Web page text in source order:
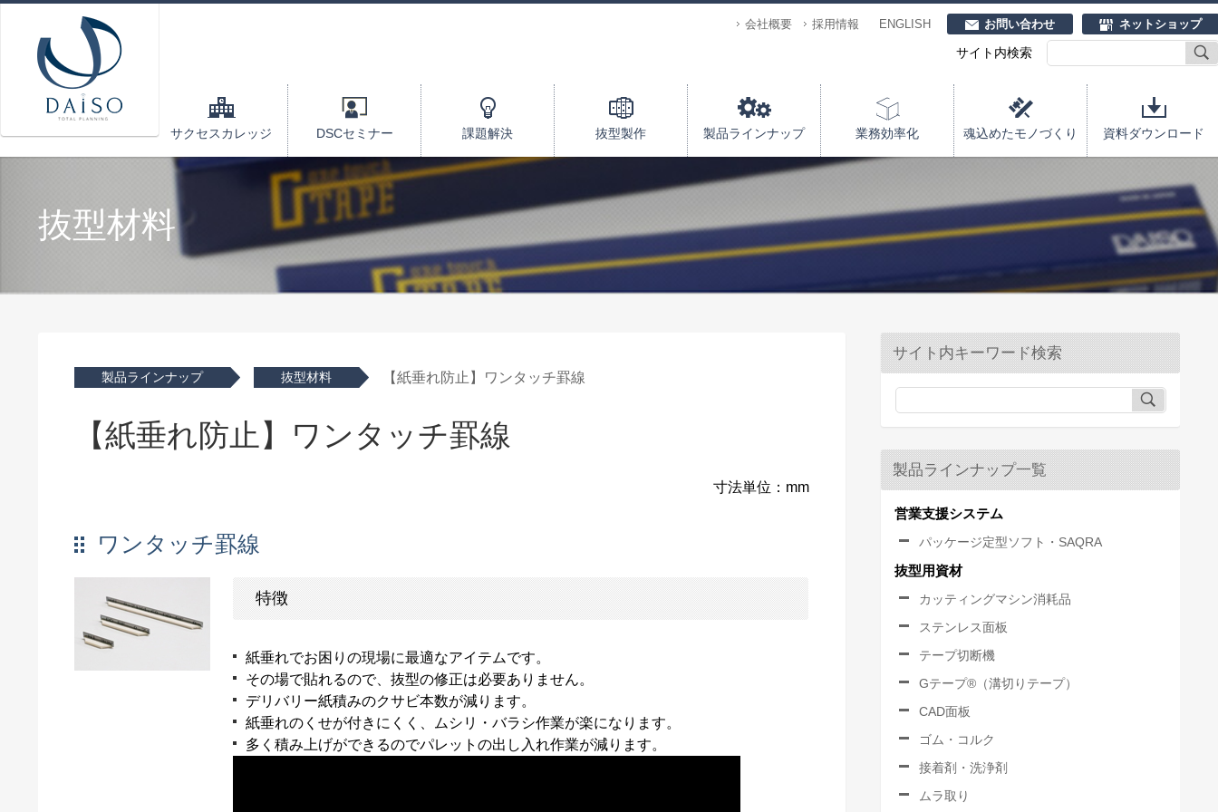
お問い合わせ ネットショップ
会社概要 採用情報 ENGLISH
サイト内検索
サクセスカレッジ DSCセミナー 課題解決 抜型製作 製品ラインナップ 業務効率化 魂込めたモノづくり 資料ダウンロード
抜型材料
製品ラインナップ 抜型材料 【紙垂れ防止】ワンタッチ罫線
【紙垂れ防止】ワンタッチ罫線
寸法単位：mm
ワンタッチ罫線
特徴
紙垂れでお困りの現場に最適なアイテムです。
その場で貼れるので、抜型の修正は必要ありません。
デリバリー紙積みのクサビ本数が減ります。
紙垂れのくせが付きにくく、ムシリ・バラシ作業が楽になります。
多く積み上げができるのでパレットの出し入れ作業が減ります。
サイト内キーワード検索
製品ラインナップ一覧
営業支援システム
パッケージ定型ソフト・SAQRA
抜型用資材
カッティングマシン消耗品
ステンレス面板
テープ切断機
Gテープ®（溝切りテープ）
CAD面板
ゴム・コルク
接着剤・洗浄剤
ムラ取り